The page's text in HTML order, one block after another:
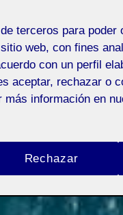
terceros para poder
web, con fines
con un perfil
aceptar, rechazar o
más información en
Rechazar